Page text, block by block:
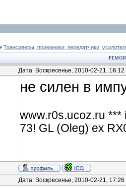
Трансиверы, приемники, передатчики,
Дата: Воскресенье, 2010-02-21,
не силен в
www.r0s.ucoz.ru ***
73! GL (Oleg) ex
Дата: Воскресенье, 2010-02-21,